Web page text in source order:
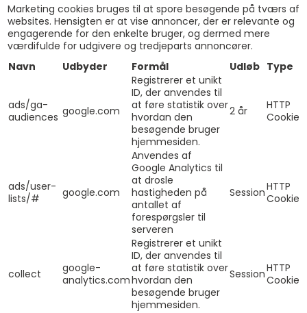
Marketing cookies bruges til at spore besøgende på tværs af
websites. Hensigten er at vise annoncer, der er relevante og
engagerende for den enkelte bruger, og dermed mere
værdifulde for udgivere og tredjeparts annoncører.
Navn
Udbyder Formål Udløb Type
ads/ga-
audiences google.com
Registrerer et unikt
ID, der anvendes til
at føre statistik over
hvordan den
besøgende bruger
hjemmesiden.
2 år
HTTP
Cookie
ads/user-
lists/#
google.com
Anvendes af
Google Analytics til
at drosle
hastigheden på
antallet af
forespørgsler til
serveren
SessionHTTP
Cookie
collect
google-
analytics.com
Registrerer et unikt
ID, der anvendes til
at føre statistik over
hvordan den
besøgende bruger
hjemmesiden.
SessionHTTP
Cookie